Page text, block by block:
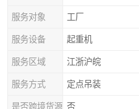
服务对象 工厂
服务设备 起重机
服务区域 江浙沪皖
服务方式 定点吊装
是否跨境货源 否